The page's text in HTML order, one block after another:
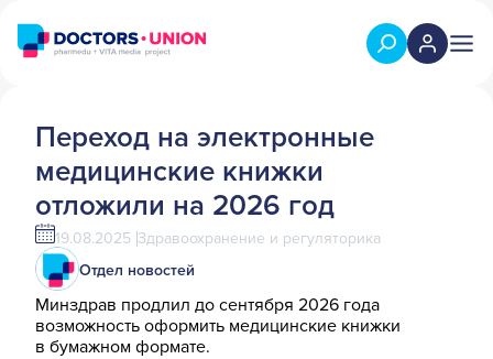
Переход на электронные
медицинские книжки
отложили на 2026 год
19.08.2025 Здравоохранение и регуляторика
Отдел новостей
Минздрав продлил до сентября 2026 года
возможность оформить медицинские книжки
в бумажном формате.